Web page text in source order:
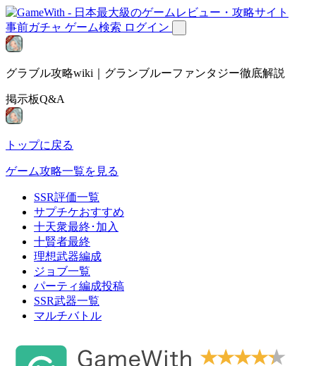
事前ガチャ ゲーム検索 ログイン
グラブル攻略wiki｜グランブルーファンタジー徹底解説
掲示板Q&A
トップに戻る
ゲーム攻略一覧を見る
SSR評価一覧
サプチケおすすめ
十天衆最終･加入
十賢者最終
理想武器編成
ジョブ一覧
パーティ編成投稿
SSR武器一覧
マルチバトル